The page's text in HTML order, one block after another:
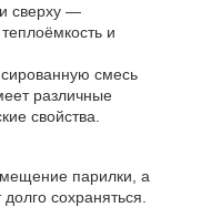
и сверху ―
и
смесь
различные
свойства.
парилки, а
сохраняться.